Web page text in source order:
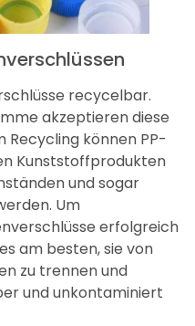
recycelbar.
akzeptieren diese
Recycling können PP-
Kunststoffprodukten
und sogar
Um
erfolgreich
am besten, sie von
zu trennen und
und unkontaminiert